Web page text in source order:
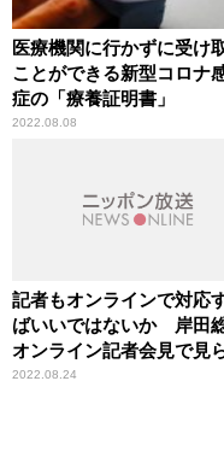
医療機関に行かずに受け
ことができる新型コロナ
症の「療養証明書」
2022.08.08
記者もオンラインで対応
ばいいではないか 岸田
オンライン記者会見で見
た「不思議な光景」
2022.08.24